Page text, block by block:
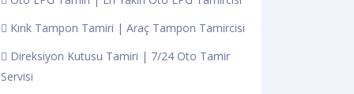
Kırık Tampon Tamiri | Araç Tampon Tamircisi
Direksiyon Kutusu Tamiri | 7/24 Oto Tamir
Servisi